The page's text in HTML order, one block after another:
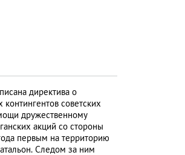
директива о
советских
дружественному
акций со стороны
первым на территорию
Следом за ним